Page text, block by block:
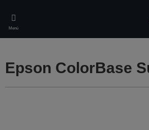
main
content
Menú
Epson ColorBase